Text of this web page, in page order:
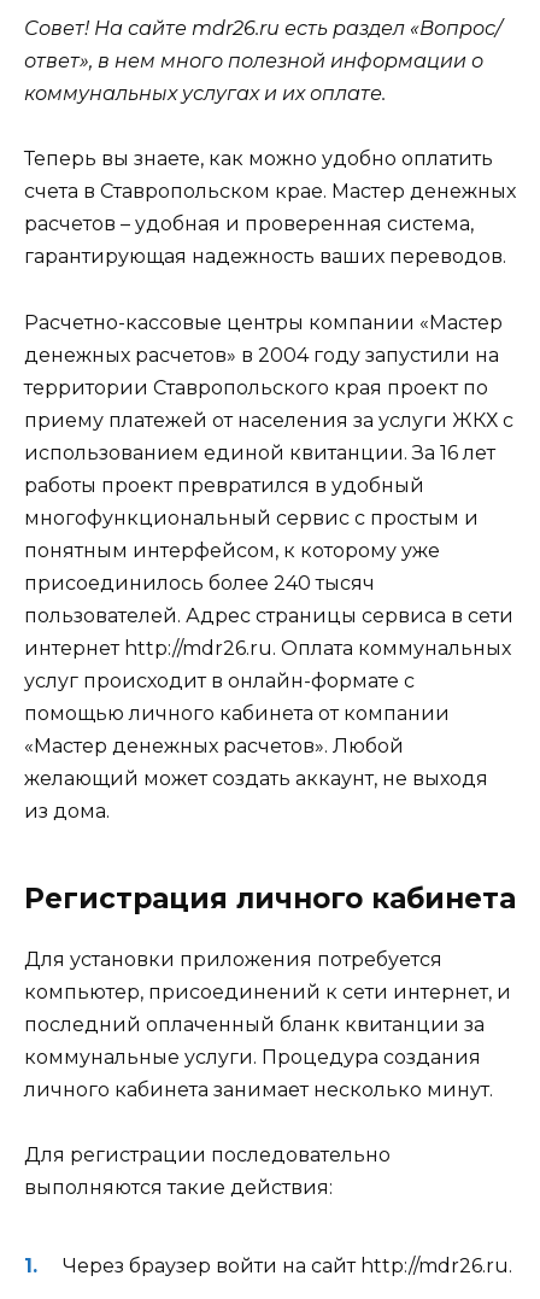
Совет! На сайте mdr26.ru есть раздел «Вопрос/
ответ», в нем много полезной информации о
коммунальных услугах и их оплате.
Теперь вы знаете, как можно удобно оплатить
счета в Ставропольском крае. Мастер денежных
расчетов – удобная и проверенная система,
гарантирующая надежность ваших переводов.
Расчетно-кассовые центры компании «Мастер
денежных расчетов» в 2004 году запустили на
территории Ставропольского края проект по
приему платежей от населения за услуги ЖКХ с
использованием единой квитанции. За 16 лет
работы проект превратился в удобный
многофункциональный сервис с простым и
понятным интерфейсом, к которому уже
присоединилось более 240 тысяч
пользователей. Адрес страницы сервиса в сети
интернет http://mdr26.ru. Оплата коммунальных
услуг происходит в онлайн-формате с
помощью личного кабинета от компании
«Мастер денежных расчетов». Любой
желающий может создать аккаунт, не выходя
из дома.
Регистрация личного кабинета
Для установки приложения потребуется
компьютер, присоединений к сети интернет, и
последний оплаченный бланк квитанции за
коммунальные услуги. Процедура создания
личного кабинета занимает несколько минут.
Для регистрации последовательно
выполняются такие действия:
Через браузер войти на сайт http://mdr26.ru.